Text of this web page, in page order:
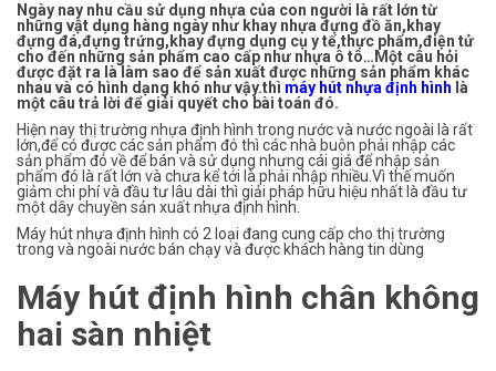
Ngày nay nhu cầu sử dụng nhựa của con người là rất lớn từ
những vật dụng hàng ngày như khay nhựa đựng đồ ăn,khay
đựng đá,đựng trứng,khay đựng dụng cụ y tế,thực phẩm,điện tử
cho đến những sản phẩm cao cấp như nhựa ô tô…Một câu hỏi
được đặt ra là làm sao để sản xuất được những sản phẩm khác
nhau và có hình dạng khó như vậy.thì máy hút nhựa định hình là
một câu trả lời để giải quyết cho bài toán đó.
Hiện nay thị trường nhựa định hình trong nước và nước ngoài là rất
lớn,để có được các sản phẩm đó thì các nhà buôn phải nhập các
sản phẩm đó về để bán và sử dụng nhưng cái giá để nhập sản
phẩm đó là rất lớn và chưa kể tới là phải nhập nhiều.Vì thế muốn
giảm chi phí và đầu tư lâu dài thì giải pháp hữu hiệu nhất là đầu tư
một dây chuyền sản xuất nhựa định hình.
Máy hút nhựa định hình có 2 loại đang cung cấp cho thị trường
trong và ngoài nước bán chạy và được khách hàng tin dùng
Máy hút định hình chân không
hai sàn nhiệt